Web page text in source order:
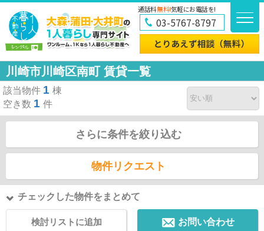
通話料無料!気軽にお電話を!
03-5767-8797
川崎市川崎区南町 賃貸一覧
該当物件 1 棟
空き数 1 件
さらに条件を絞り込む
物件リクエスト
チェックした物件をまとめて
検討リストに追加 お問い合わせ